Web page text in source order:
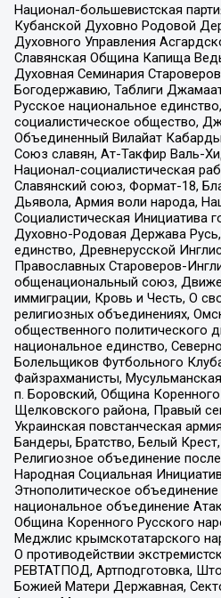
Национал-большевистская
Кубанской Духовно Родовой
Духовного Управления
Славянская Община Капища
Духовная Семинария
Богодержавию, Таблиги
Русское национальное
социалистическое общество,
Объединенный Вилайат
Союз славян, Ат-Такфир Валь-
Национал-социалистическая
Славянский союз, Формат-18,
Дьявола, Армия воли народа,
Социалистическая Инициатива
Духовно-Родовая Держава
единство, Древнерусской
Православных Староверов-
общенациональный союз,
иммиграции, Кровь и Честь, О
религиозных объединениях,
общественного политического
национальное единство,
Болельщиков Футбольного
Файзрахманисты,
п. Боровский, Община
Щелковского района, Правый
Украинская повстанческая
Бандеры, Братство, Белый
Религиозное объединение
Народная Социальная
Этнополитическое объединение
национальное объединение
Община Коренного Русского
Меджлис крымскотатарского
О противодействии
РЕВТАТПОД, Артподготовка,
Божией Матери Державная,